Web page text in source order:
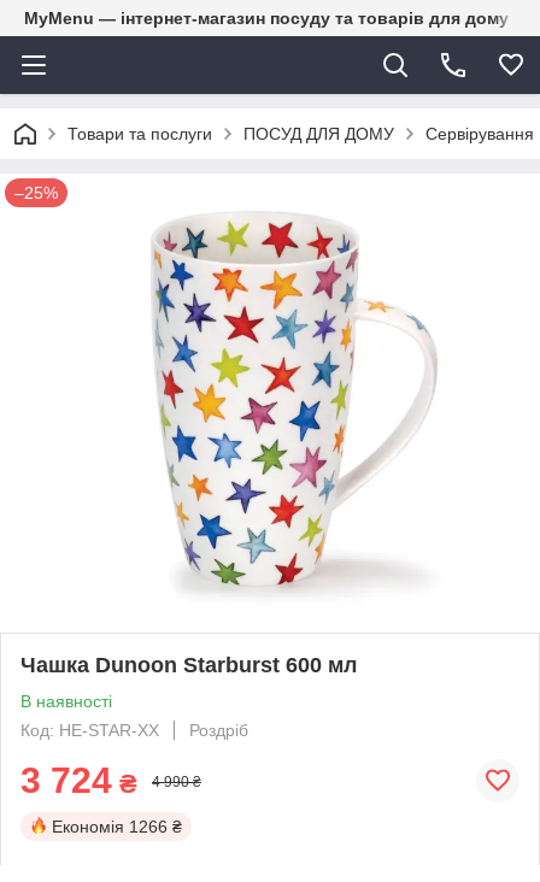
MyMenu — інтернет-магазин посуду та товарів для дому
Товари та послуги ПОСУД ДЛЯ ДОМУ Сервірування
–25%
Чашка Dunoon Starburst 600 мл
В наявності
Код: HE-STAR-XX
Роздріб
3 724 ₴ 4 990 ₴
Економія 1266 ₴